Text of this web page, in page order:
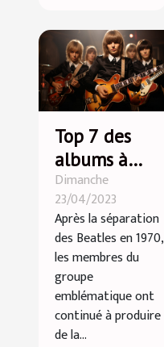
Top 7 des
albums à
succès des
membres des
Beatles
Dimanche
23/04/2023
Après la séparation
des Beatles en 1970,
les membres du
groupe
emblématique ont
continué à produire
de la...